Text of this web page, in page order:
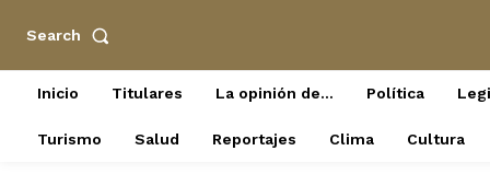
Search
Inicio Titulares La opinión de… Política
Turismo Salud Reportajes Clima Cultura